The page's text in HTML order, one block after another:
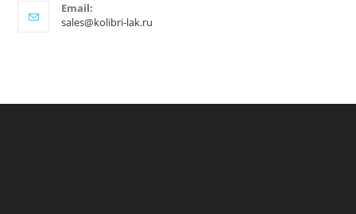
Email:
sales@kolibri-lak.ru